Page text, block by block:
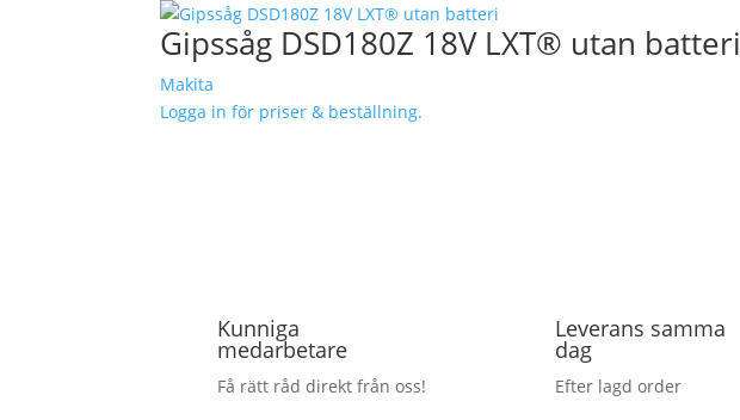
Gipssåg DSD180Z 18V LXT® utan batteri
Makita
Logga in för priser & beställning.
Kunniga
medarbetare
Få rätt råd direkt från oss!
Leverans samma
dag
Efter lagd order